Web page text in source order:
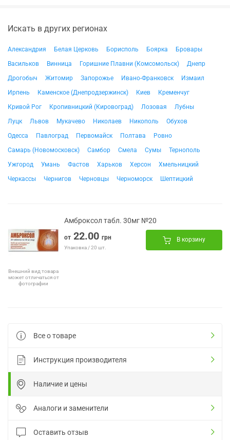
Искать в других регионах
Александрия Белая Церковь Борисполь Боярка
Бровары
Васильков
Винница Горишние Плавни (Комсомольск)
Днепр
Дрогобыч
Житомир Запорожье Ивано-Франковск
Измаил
Ирпень
Каменское (Днепродзержинск) Киев
Кременчуг
Кривой Рог
Кропивницкий (Кировоград) Лозовая
Лубны
Луцк
Львов Мукачево Николаев Никополь
Обухов
Одесса
Павлоград Первомайск Полтава
Ровно
Самарь (Новомосковск)
Самбор Смела Сумы
Тернополь
Ужгород
Умань Фастов Харьков Херсон
Хмельницкий
Черкассы
Чернигов Черновцы Черноморск Шептицкий
Внешний вид товара
может отличаться от
фотографии
Амброксол табл. 30мг №20
от 22.00 грн
Упаковка / 20 шт.
В корзину
Все о товаре
Инструкция производителя
Наличие и цены
Аналоги и заменители
Оставить отзыв